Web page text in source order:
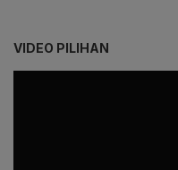
VIDEO PILIHAN